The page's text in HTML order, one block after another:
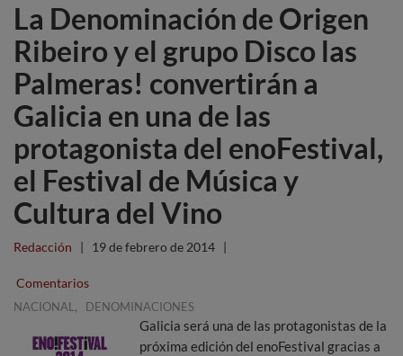
La Denominación de Origen
Ribeiro y el grupo Disco las
Palmeras! convertirán a
Galicia en una de las
protagonista del enoFestival,
el Festival de Música y
Cultura del Vino
Redacción | 19 de febrero de 2014 |
Comentarios
NACIONAL , DENOMINACIONES
Galicia será una de las protagonistas de la
próxima edición del enoFestival gracias a